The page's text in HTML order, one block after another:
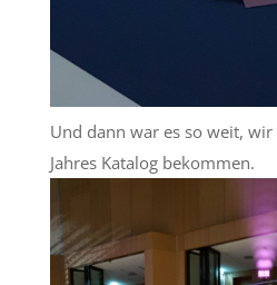
Und dann war es so weit,
Jahres Katalog bekommen.